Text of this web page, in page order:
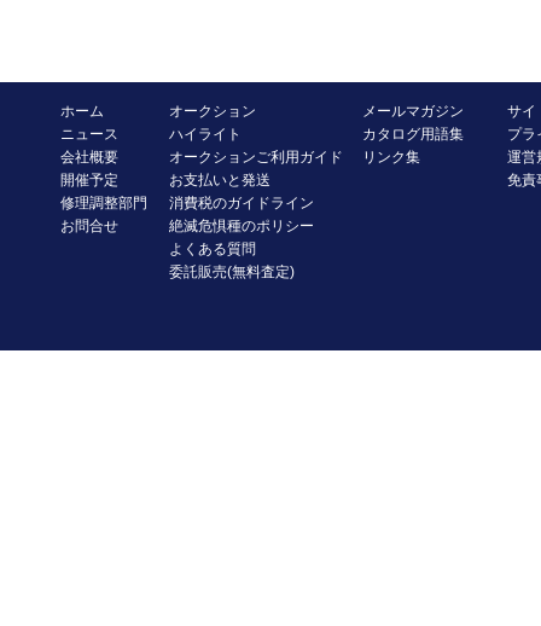
ホーム
ニュース
会社概要
開催予定
修理調整部門
お問合せ
オークション
ハイライト
オークションご利用ガイド
お支払いと発送
消費税のガイドライン
絶滅危惧種のポリシー
よくある質問
委託販売(無料査定)
メールマガジン
カタログ用語集
リンク集
サイ
プラ
運営
免責